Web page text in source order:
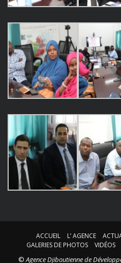
ACCUEIL L’ AGENCE
GALERIES DE PHOTOS
VIDÉOS
©Agence Djiboutienne de